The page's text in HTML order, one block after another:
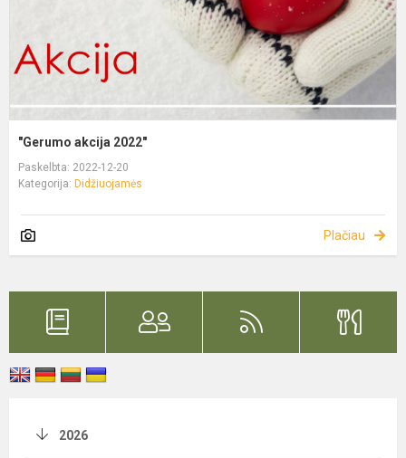
"Gerumo akcija 2022"
Paskelbta: 2022-12-20
Kategorija: Didžiuojamės
Plačiau
2026